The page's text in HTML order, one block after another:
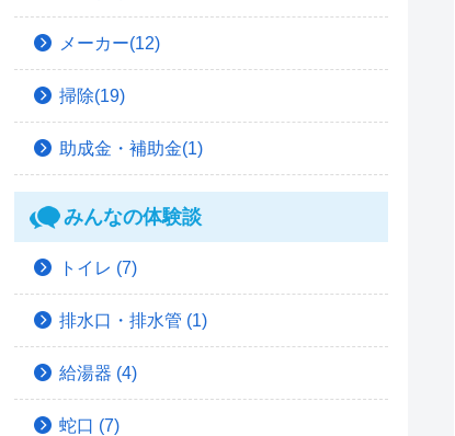
メーカー(12)
掃除(19)
助成金・補助金(1)
みんなの体験談
トイレ (7)
排水口・排水管 (1)
給湯器 (4)
蛇口 (7)